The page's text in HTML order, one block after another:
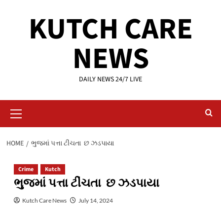
KUTCH CARE
NEWS
DAILY NEWS 24/7 LIVE
Menu
HOME ભુજમાં પત્તા ટીંચતા છ ઝડપાયા
Crime Kutch
ભુજમાં પત્તા ટીંચતા છ ઝડપાયા
Kutch Care News July 14, 2024